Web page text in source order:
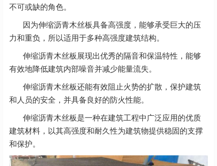
不可或缺的角色。
因为伸缩沥青木丝板具备高强度，能够承受巨大的压
力和重负，所以适用于多种高强度建筑结构。
伸缩沥青木丝板展现出优秀的隔音和保温特性，能够
有效地降低建筑内部噪音并减少能量流失。
伸缩沥青木丝板还能有效阻止火势的扩散，保护建筑
和人员的安全，并具备良好的防火性能。
伸缩沥青木丝板是一种在建筑工程中广泛应用的优质
建筑材料，以其高强度和耐久性为建筑物提供稳固的支撑
和保护。